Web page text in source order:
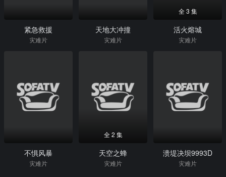
紧急救援
灾难片
天地大冲撞
灾难片
全 3 集
活火熔城
灾难片
不惧风暴
灾难片
全 2 集
天空之蜂
灾难片
溃堤决坝9993D
灾难片